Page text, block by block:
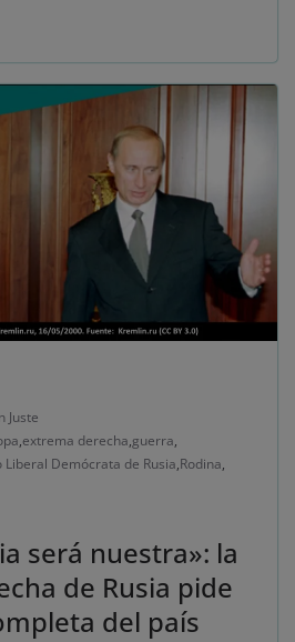
Juste
,extrema derecha,guerra,
Liberal Demócrata de Rusia,Rodina,
será nuestra»: la
de Rusia pide
del país